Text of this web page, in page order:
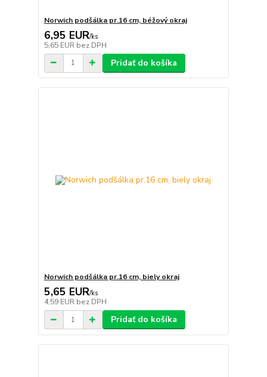
Norwich podšálka pr.16 cm, béžový okraj
6,95 EUR/ks
5,65 EUR bez DPH
Pridať do košíka
Norwich podšálka pr.16 cm, biely okraj
5,65 EUR/ks
4,59 EUR bez DPH
Pridať do košíka